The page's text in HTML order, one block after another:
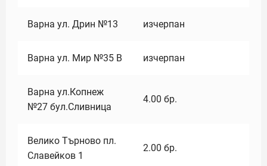
Варна ул. Дрин №13 изчерпан
Варна ул. Мир №35 В изчерпан
Варна ул.Копнеж
№27 бул.Сливница
4.00 бр.
Велико Търново пл.
Славейков 1
2.00 бр.